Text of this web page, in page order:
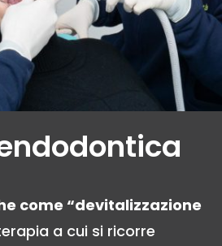
come “devitalizzazione
a cui si ricorre